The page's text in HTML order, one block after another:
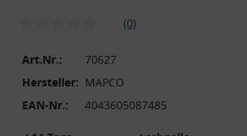
(0)
Art.Nr.:
70627
Hersteller: MAPCO
EAN-Nr.:
4043605087485